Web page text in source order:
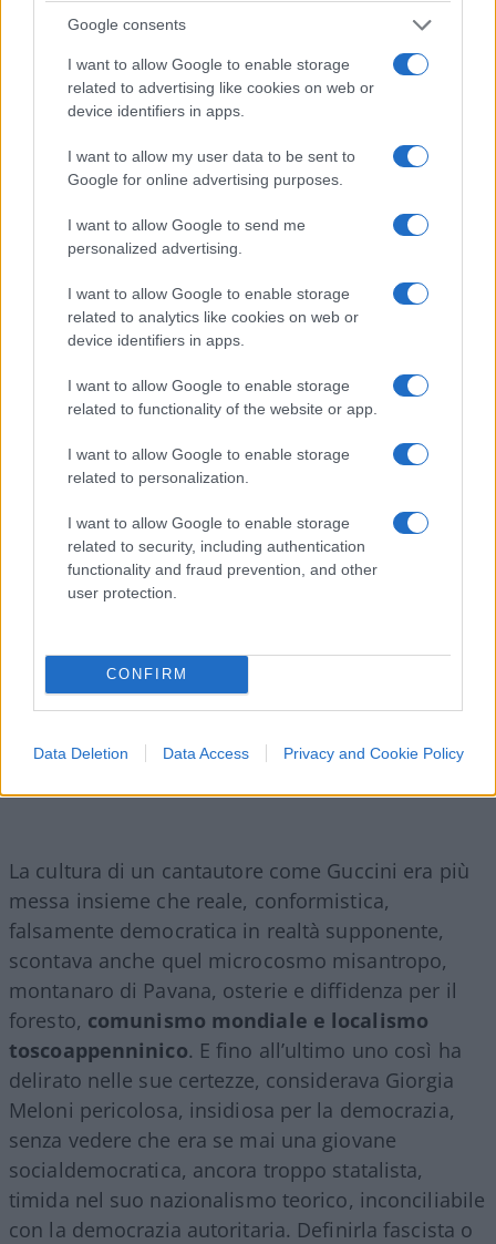
Google consents
I want to allow Google to enable storage
related to advertising like cookies on web or
device identifiers in apps.
I want to allow my user data to be sent to
Google for online advertising purposes.
I want to allow Google to send me
personalized advertising.
I want to allow Google to enable storage
related to analytics like cookies on web or
device identifiers in apps.
I want to allow Google to enable storage
related to functionality of the website or app.
I want to allow Google to enable storage
related to personalization.
I want to allow Google to enable storage
related to security, including authentication
functionality and fraud prevention, and other
user protection.
CONFIRM
Data Deletion Data Access Privacy and Cookie Policy
promozione ideologizzata, e per tutti gli anni
bene, serviva al partito, la sottocultura canterina
s’incaricava, calando dall’alto la pessima
coltivare il campo della contestazione giovanile,
possibilmente lasciandolo nell’alveo del PCI
contro le derive estremistiche; Guccini e gli altri
non sono mai usciti da una fedeltà opportunistica,
se arrivavano agli scazzi con le mille forme di
contestazione, dall’Autonomia a Lotta Continua,
dai grandi porcili del Re Nudo al Parco Lambro o
del convegno bolognese del ‘77 contro la
repressione, lo facevano in quel modo ambiguo,
peso, ma fondamentalmente rigido come voleva
la nomenklatura di Botteghe Oscure.
La cultura di un cantautore come Guccini era più
messa insieme che reale, conformistica,
falsamente democratica in realtà supponente,
scontava anche quel microcosmo misantropo,
montanaro di Pavana, osterie e diffidenza per il
foresto, comunismo mondiale e localismo
toscoappenninico. E fino all’ultimo uno così ha
delirato nelle sue certezze, considerava Giorgia
Meloni pericolosa, insidiosa per la democrazia,
senza vedere che era se mai una giovane
socialdemocratica, ancora troppo statalista,
timida nel suo nazionalismo teorico, inconciliabile
con la democrazia autoritaria. Definirla fascista o